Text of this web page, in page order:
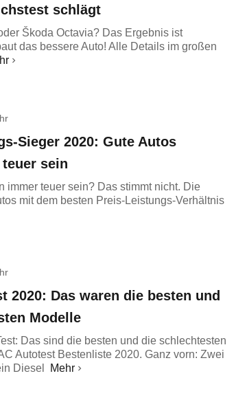
schlägt
Škoda Octavia? Das Ergebnis ist
das bessere Auto! Alle Details im großen
Sieger 2020: Gute Autos
sein
immer teuer sein? Das stimmt nicht. Die
mit dem besten Preis-Leistungs-Verhältnis
2020: Das waren die besten und
Modelle
Das sind die besten und die schlechtesten
Autotest Bestenliste 2020. Ganz vorn: Zwei
Diesel
Mehr